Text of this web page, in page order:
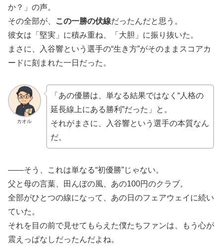
か？」の声。
その全部が、
この一勝の伏線だったんだと思う。
彼女は「堅実」に積み重ね、「大胆」に振り抜いた。
まさに、入谷響という選手の“生き方”がそのままスコアカ
ードに刻まれた一日だった。
カオル
「あの優勝は、単なる結果ではなく“人格の
延長線上にある勝利”だった」と。
それがまさに、入谷響という選手の本質なん
だ。
――そう、これは単なる“初優勝”じゃない。
父と母の言葉、田んぼの風、あの100円のクラブ。
全部がひとつの線になって、あの日のフェアウェイに続い
ていた。
それを目の前で見せてもらえた僕たちファンは、もう心が
震えっぱなしだったんだよね。